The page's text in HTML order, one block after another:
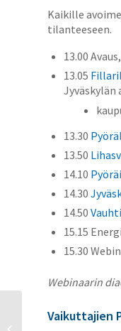
Kaikille
tilanteeseen.
13.00
13.05
Jyväskylän
13.30
13.50
14.10
14.30
14.50
15.15
15.30
Webinaarin
Vaikuttajien
Jyväskylän
alakoululaisten